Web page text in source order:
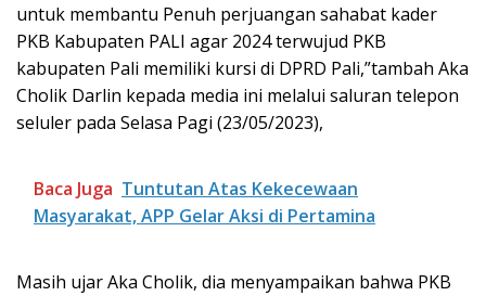
untuk membantu Penuh perjuangan sahabat kader
PKB Kabupaten PALI agar 2024 terwujud PKB
kabupaten Pali memiliki kursi di DPRD Pali,”tambah Aka
Cholik Darlin kepada media ini melalui saluran telepon
seluler pada Selasa Pagi (23/05/2023),
Baca Juga Tuntutan Atas Kekecewaan
Masyarakat, APP Gelar Aksi di Pertamina
Masih ujar Aka Cholik, dia menyampaikan bahwa PKB